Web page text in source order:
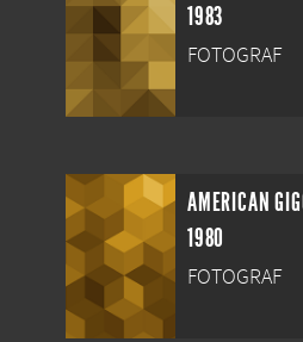
1983
FOTOGRAF
AMERICAN
1980
FOTOGRAF